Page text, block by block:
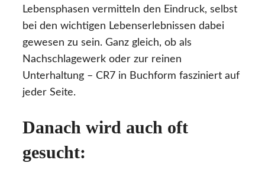
Lebensphasen vermitteln den Eindruck, selbst
bei den wichtigen Lebenserlebnissen dabei
gewesen zu sein. Ganz gleich, ob als
Nachschlagewerk oder zur reinen
Unterhaltung – CR7 in Buchform fasziniert auf
jeder Seite.
Danach wird auch oft
gesucht: